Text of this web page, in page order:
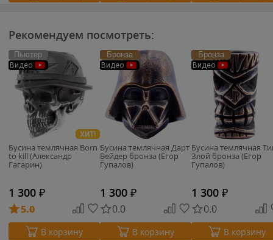
Рекомендуем посмотреть:
Пьютер
Видео
ХИТ!
Бусина темлячная Born
to kill (Александр
Гагарин)
1 300 ₽
5.0
В корзину
Бронза
Видео
Бусина темлячная Дарт
Вейдер бронза (Егор
Гупалов)
1 300 ₽
0.0
В корзину
Бронза
Видео
Бусина темлячная
Злой бронза (Егор
Гупалов)
1 300 ₽
0.0
В корзину